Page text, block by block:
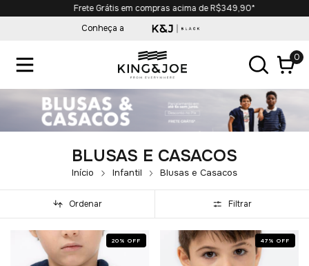
Frete Grátis em compras acima de R$349,90*
Conheça a
0
BLUSAS E CASACOS
Início Infantil Blusas e Casacos
Ordenar Filtrar
20 % OFF 47 % OFF